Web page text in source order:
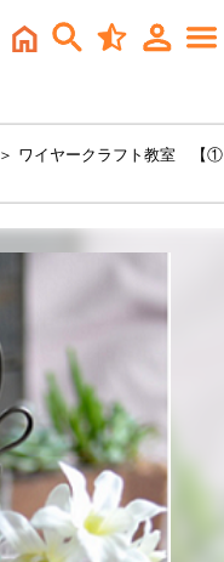
＞ ワイヤークラフト教室 【①